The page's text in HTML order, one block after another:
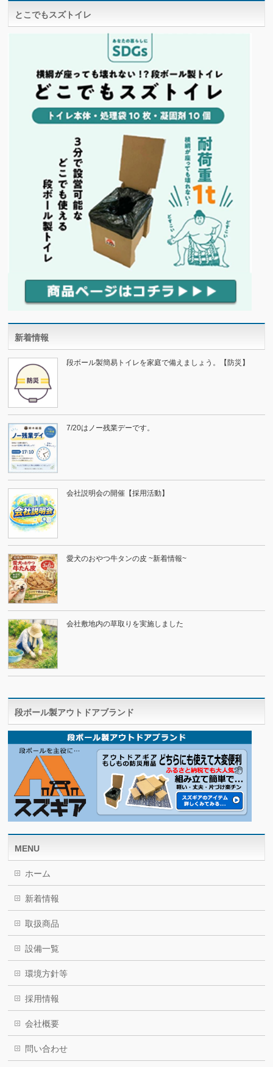
とこでもスズトイレ
新着情報
段ボール製簡易トイレを家庭で備えましょう。【防災】
7/20はノー残業デーです。
会社説明会の開催【採用活動】
愛犬のおやつ牛タンの皮 ~新着情報~
会社敷地内の草取りを実施しました
段ボール製アウトドアブランド
MENU
ホーム
新着情報
取扱商品
設備一覧
環境方針等
採用情報
会社概要
問い合わせ